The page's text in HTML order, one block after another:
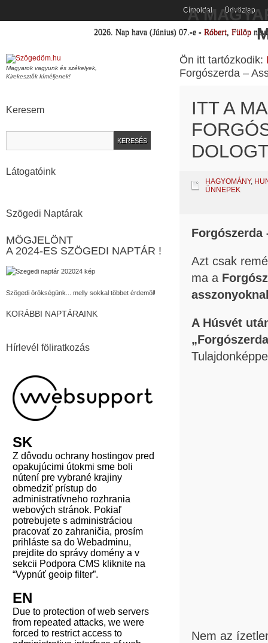
Címoldal Üdvözlap
2026. Nap hava (Június) 07.-e - Róbert, Fülöp
Magyarok vagyunk és székelyek,
Kirekesztők kíméljenek!
Keresem
Látogatóink
Szögedi Naptárak
MÖGJELÖNT
A 2024-ES SZÖGEDI NAPTÁR !
Szögedi örökségünk... melly sokkal többet érdemöl!
KORÁBBI NAPTÁRAINK
Hírlevél föliratkozás
A
Ön itt tartózkodik:
Forgószerda –
ITT A
HAGYOMÁNY,
ÜNNEPEK
Forgószerda
Azt csak
ma a
A Húsvét
Nem az